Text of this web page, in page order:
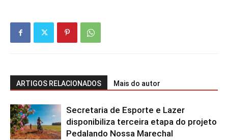
ARTIGOS RELACIONADOS Mais do autor
Secretaria de Esporte e Lazer
disponibiliza terceira etapa do projeto
Pedalando Nossa Marechal